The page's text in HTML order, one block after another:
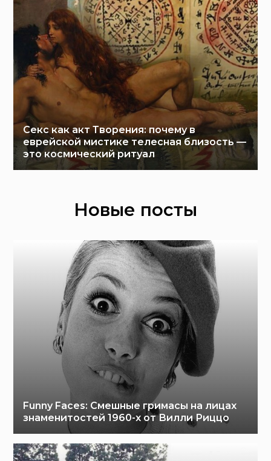
Секс как акт Творения: почему в
еврейской мистике телесная близость —
это космический ритуал
Новые посты
Funny Faces: Cмешные гримасы на лицах
знаменитостей 1960-х от Вилли Риццо